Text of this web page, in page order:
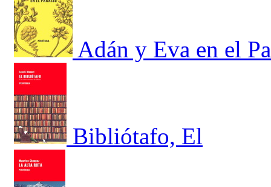
Adán y Eva en el
Bibliótafo, El